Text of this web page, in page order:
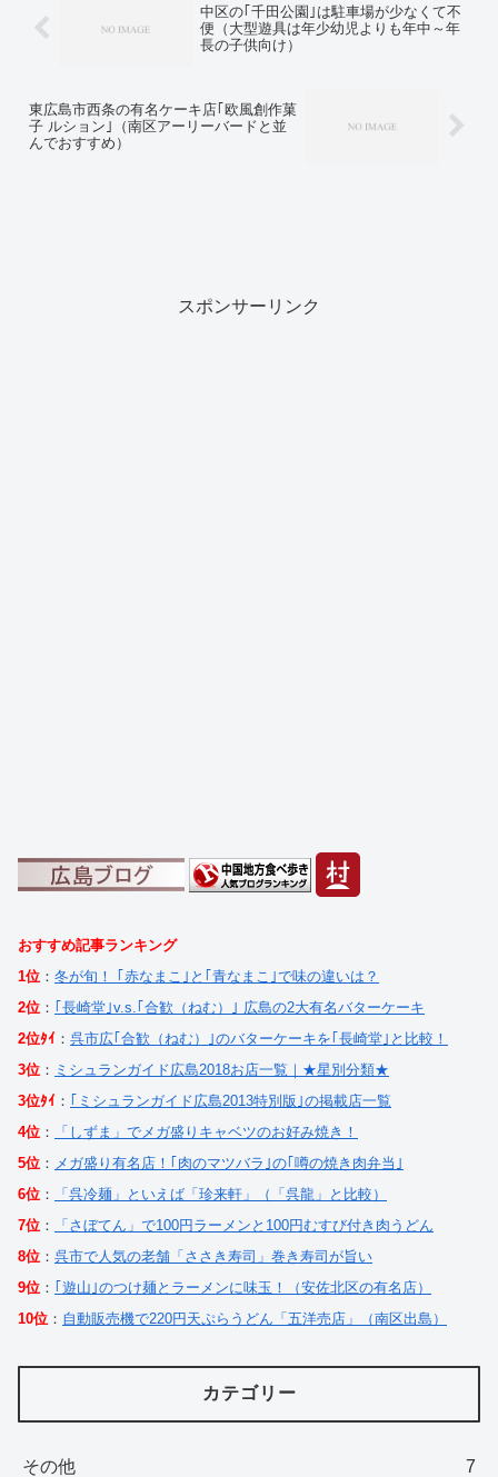
中区の｢千田公園｣は駐車場が少なくて不
便（大型遊具は年少幼児よりも年中～年
長の子供向け）
東広島市西条の有名ケーキ店｢欧風創作菓
子 ルション｣（南区アーリーバードと並
んでおすすめ）
スポンサーリンク
おすすめ記事ランキング
1位 ： 冬が旬！ ｢赤なまこ｣と｢青なまこ｣で味の違いは？
2位 ：
｢長崎堂｣v.s.｢合歓（ねむ）｣ 広島の2大有名バターケーキ
2位ﾀｲ ： 呉市広｢合歓（ねむ）｣のバターケーキを｢長崎堂｣と比較！
3位 ： ミシュランガイド広島2018お店一覧｜★星別分類★
3位ﾀｲ ：
｢ミシュランガイド広島2013特別版｣の掲載店一覧
4位 ：
「しずま」でメガ盛りキャベツのお好み焼き！
5位 ： メガ盛り有名店！｢肉のマツバラ｣の｢噂の焼き肉弁当｣
6位 ：
「呉冷麺」といえば「珍来軒」（「呉龍」と比較）
7位 ：
「さぼてん」で100円ラーメンと100円むすび付き肉うどん
8位 ： 呉市で人気の老舗「ささき寿司」巻き寿司が旨い
9位 ：
｢遊山｣のつけ麺とラーメンに味玉！（安佐北区の有名店）
10位 ： 自動販売機で220円天ぷらうどん「五洋売店」（南区出島）
カテゴリー
その他 7